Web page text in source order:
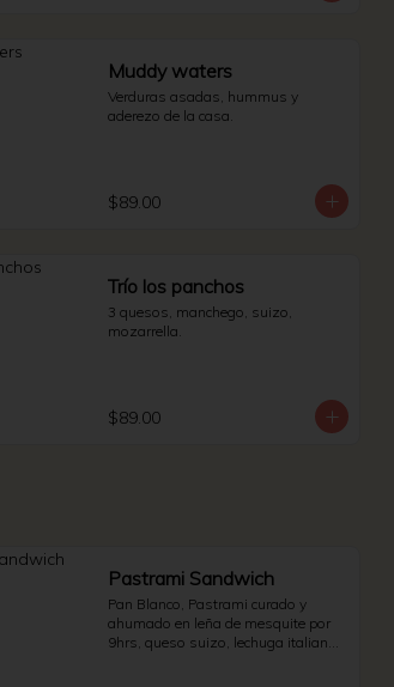
Muddy waters
Verduras asadas, hummus y
aderezo de la casa.
$89.00
Trío los panchos
3 quesos, manchego, suizo,
mozarrella.
$89.00
Pastrami Sandwich
Pan Blanco, Pastrami curado y
ahumado en leña de mesquite por
9hrs, queso suizo, lechuga italiana